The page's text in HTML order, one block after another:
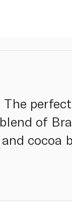
The
blend of
and cocoa